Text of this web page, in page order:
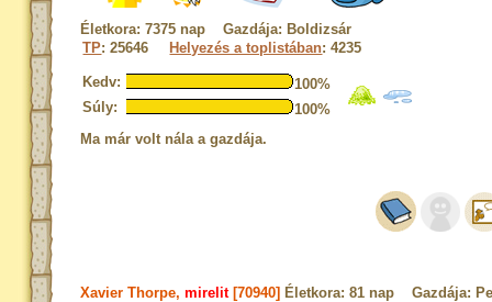
Életkora: 7375 nap Gazdája: Boldizsár
TP: 25646 Helyezés a toplistában: 4235
Kedv:
100%
Súly:
100%
Ma már volt nála a gazdája.
Xavier Thorpe,mirelit[70940] Életkora: 81 nap Gazdája: